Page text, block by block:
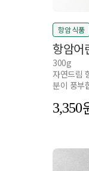
항암 식품
항암어
300g
자연드림
분이 풍부
3,350